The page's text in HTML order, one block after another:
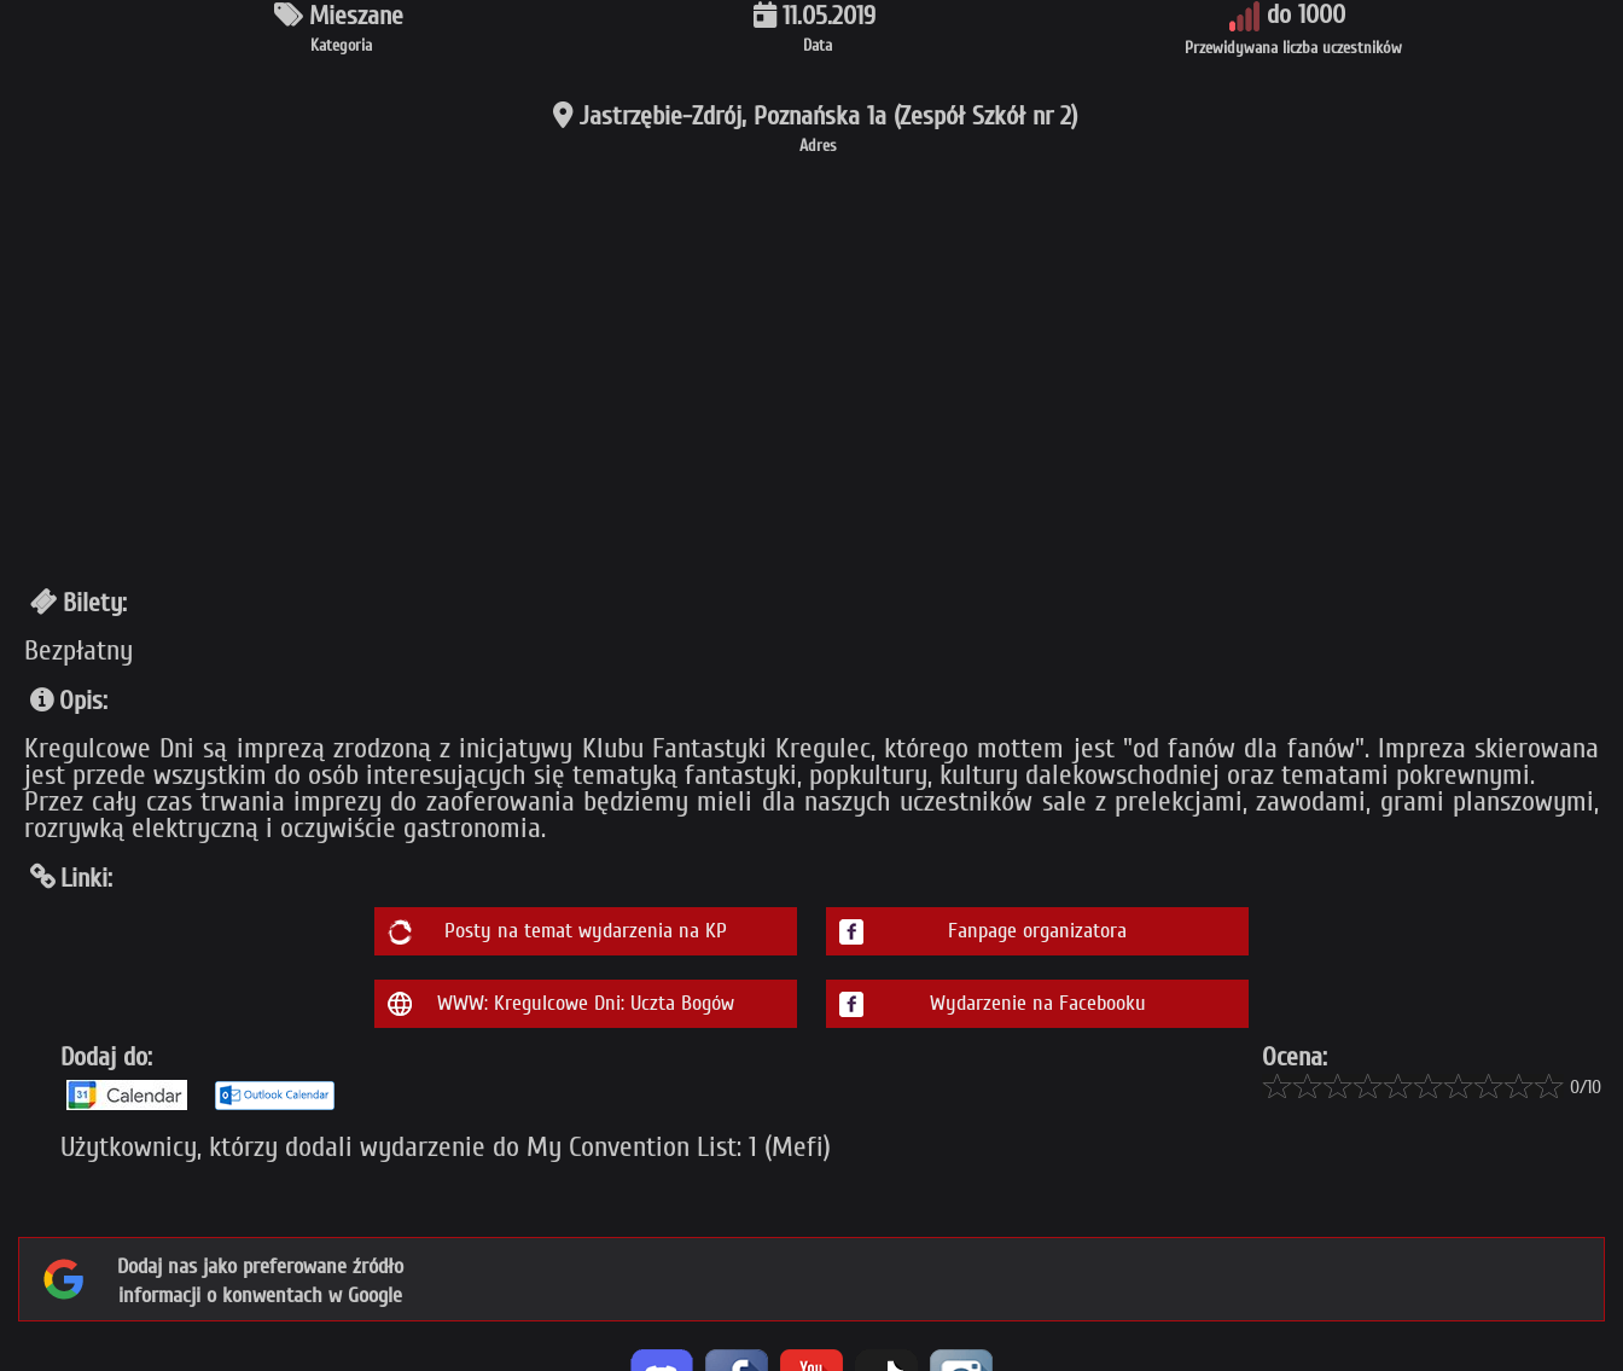
Kategoria
Mieszane
Data
11.05.2019
Przewidywana liczba uczestników
do 1000
Adres
Jastrzębie-Zdrój, Poznańska 1a (Zespół Szkół nr 2)
Bilety:
Bezpłatny
Opis:
Kregulcowe Dni są imprezą zrodzoną z inicjatywy Klubu Fantastyki Kregulec, którego mottem jest "od fanów dla fanów". Impreza skierowana
jest przede wszystkim do osób interesujących się tematyką fantastyki, popkultury, kultury dalekowschodniej oraz tematami pokrewnymi.
Przez cały czas trwania imprezy do zaoferowania będziemy mieli dla naszych uczestników sale z prelekcjami, zawodami, grami planszowymi,
rozrywką elektryczną i oczywiście gastronomia.
Linki:
Posty na temat wydarzenia na KP Fanpage organizatora
WWW: Kregulcowe Dni: Uczta Bogów Wydarzenie na Facebooku
Dodaj do:
Użytkownicy, którzy dodali wydarzenie do My Convention List: 1 (Mefi)
Ocena:
0/10
Dodaj nas jako preferowane źródło
informacji o konwentach w Google